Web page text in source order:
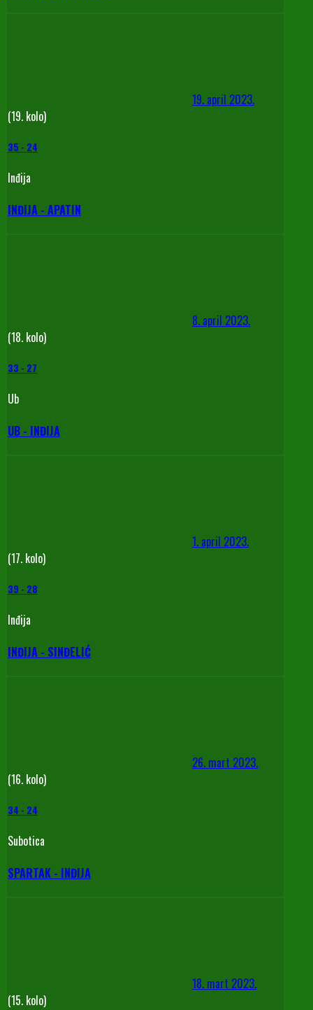
19. april 2023.
(19. kolo)
35 - 24
Inđija
INĐIJA - APATIN
8. april 2023.
(18. kolo)
33 - 27
Ub
UB - INĐIJA
1. april 2023.
(17. kolo)
39 - 28
Inđija
INĐIJA - SINĐELIĆ
26. mart 2023.
(16. kolo)
34 - 24
Subotica
SPARTAK - INĐIJA
18. mart 2023.
(15. kolo)